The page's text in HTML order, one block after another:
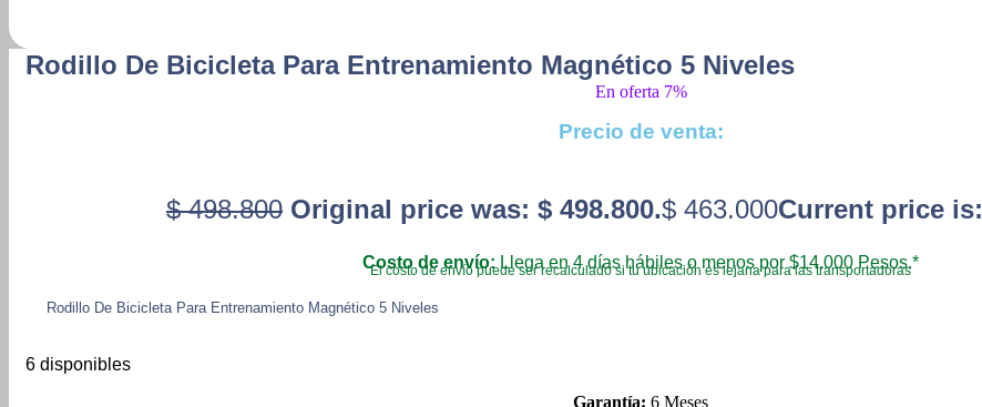
Rodillo De Bicicleta Para Entrenamiento Magnético 5 Niveles
En oferta 7%
Precio de venta:
$498.800 Original price was: $ 498.800.$ 463.000Current price
Costo de envío: Llega en 4 días hábiles o menos por $14.000 Pesos.*
El costo de envío puede ser recalculado si tu ubicación es lejana para las transportadoras
Rodillo De Bicicleta Para Entrenamiento Magnético 5 Niveles
6 disponibles
Garantía: 6 Meses